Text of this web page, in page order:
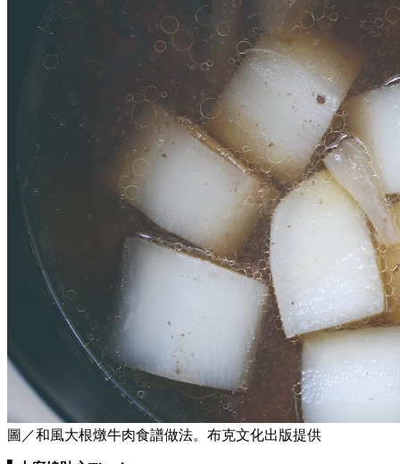
圖／和風大根燉牛肉食譜做法。布克文化出版提供